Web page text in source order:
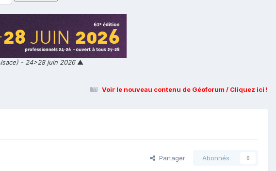
- 24>28 juin 2026▲
Voir le nouveau contenu de Géoforum / Cliquez ici !
Partager Abonnés 0